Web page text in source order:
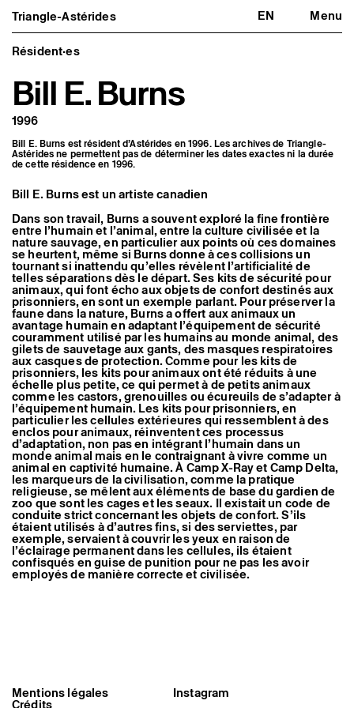
Triangle-Astérides EN Menu
Triangle-Astérides
Centre d’art contemporain
d’intérêt national
et résidence internationale d'artistes
Fermer
Présentation
À propos
Équipe et gouvernance
Formation professionnelle
Adhérer / nous soutenir
Informations pratiques
Programmation
Agenda : en cours et à venir
Expositions
Événements
Programmation éditoriale
Médiation
Publics associés
Les Nouveaux Commanditaires
Artistes résident·es et associé·es
Résident·es
Artistes associé·es
Hors-les-murs
Ancien·nes résident·es et artistes associé·es
Résident·es
Bill E. Burns
1996
Bill E. Burns est résident d’Astérides en 1996. Les archives de Triangle-
Astérides ne permettent pas de déterminer les dates exactes ni la durée
de cette résidence en 1996.
Bill E. Burns est un artiste canadien
Dans son travail, Burns a souvent exploré la fine frontière
entre l’humain et l’animal, entre la culture civilisée et la
nature sauvage, en particulier aux points où ces domaines
se heurtent, même si Burns donne à ces collisions un
tournant si inattendu qu’elles révèlent l’artificialité de
telles séparations dès le départ. Ses kits de sécurité pour
animaux, qui font écho aux objets de confort destinés aux
prisonniers, en sont un exemple parlant. Pour préserver la
faune dans la nature, Burns a offert aux animaux un
avantage humain en adaptant l’équipement de sécurité
couramment utilisé par les humains au monde animal, des
gilets de sauvetage aux gants, des masques respiratoires
aux casques de protection. Comme pour les kits de
prisonniers, les kits pour animaux ont été réduits à une
échelle plus petite, ce qui permet à de petits animaux
comme les castors, grenouilles ou écureuils de s’adapter à
l’équipement humain. Les kits pour prisonniers, en
particulier les cellules extérieures qui ressemblent à des
enclos pour animaux, réinventent ces processus
d’adaptation, non pas en intégrant l’humain dans un
monde animal mais en le contraignant à vivre comme un
animal en captivité humaine. À Camp X-Ray et Camp Delta,
les marqueurs de la civilisation, comme la pratique
religieuse, se mêlent aux éléments de base du gardien de
zoo que sont les cages et les seaux. Il existait un code de
conduite strict concernant les objets de confort. S’ils
étaient utilisés à d’autres fins, si des serviettes, par
exemple, servaient à couvrir les yeux en raison de
l’éclairage permanent dans les cellules, ils étaient
confisqués en guise de punition pour ne pas les avoir
employés de manière correcte et civilisée.
Instagram
Mentions légales
Crédits